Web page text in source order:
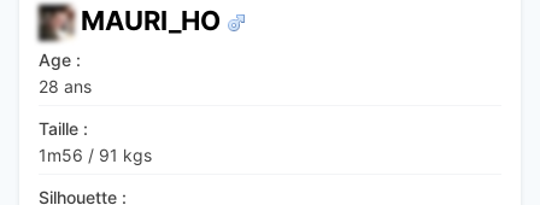
MAURI_HO
Age :
28 ans
Taille :
1m56 / 91 kgs
Silhouette :